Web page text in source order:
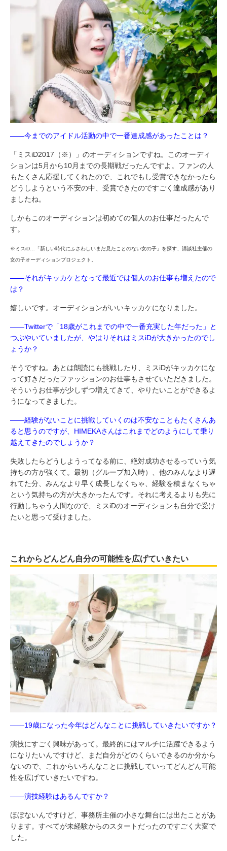
――今までのアイドル活動の中で一番達成感があったことは？
「ミスiD2017（※）」のオーディションですね。このオーディ
ションは5月から10月までの長期戦だったんですよ。ファンの人
もたくさん応援してくれたので、これでもし受賞できなかったら
どうしようという不安の中、受賞できたのですごく達成感があり
ましたね。
しかもこのオーディションは初めての個人のお仕事だったんで
す。
※ミスiD…「新しい時代にふさわしいまだ見たことのない女の子」を探す、講談社主催の
女の子オーディションプロジェクト。
――それがキッカケとなって最近では個人のお仕事も増えたので
は？
嬉しいです。オーディションがいいキッカケになりました。
――Twitterで「18歳がこれまでの中で一番充実した年だった」と
つぶやいていましたが、やはりそれはミスiDが大きかったのでし
ょうか？
そうですね。あとは朗読にも挑戦したり、ミスiDがキッカケにな
って好きだったファッションのお仕事もさせていただきました。
そういうお仕事が少しずつ増えてきて、やりたいことができるよ
うになってきました。
――経験がないことに挑戦していくのは不安なこともたくさんあ
ると思うのですが、HIMEKAさんはこれまでどのようにして乗り
越えてきたのでしょうか？
失敗したらどうしようってなる前に、絶対成功させるっていう気
持ちの方が強くて。最初（グループ加入時）、他のみんなより遅
れてた分、みんなより早く成長しなくちゃ、経験を積まなくちゃ
という気持ちの方が大きかったんです。それに考えるよりも先に
行動しちゃう人間なので、ミスiDのオーディションも自分で受け
たいと思って受けました。
これからどんどん自分の可能性を広げていきたい
――19歳になった今年はどんなことに挑戦していきたいですか？
演技にすごく興味があって。最終的にはマルチに活躍できるよう
になりたいんですけど、まだ自分がどのくらいできるのか分から
ないので、これからいろんなことに挑戦していってどんどん可能
性を広げていきたいですね。
――演技経験はあるんですか？
ほぼないんですけど、事務所主催の小さな舞台には出たことがあ
ります。すべてが未経験からのスタートだったのですごく大変で
した。